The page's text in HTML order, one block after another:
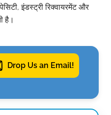
इंडस्ट्री रिक्वायरमेंट और
है।
Drop Us an Email!